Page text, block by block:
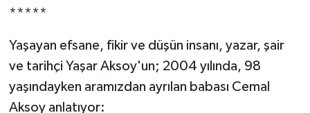
*****
Yaşayan efsane, fikir ve düşün insanı, yazar, şair
ve tarihçi Yaşar Aksoy'un; 2004 yılında, 98
yaşındayken aramızdan ayrılan babası Cemal
Aksoy anlatıyor: